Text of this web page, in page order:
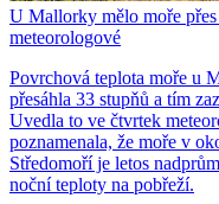
U Mallorky mělo moře
meteorologové
Povrchová teplota moře u
přesáhla 33 stupňů a tím
Uvedla to ve čtvrtek
poznamenala, že moře v
Středomoří je letos
noční teploty na pobřeží.